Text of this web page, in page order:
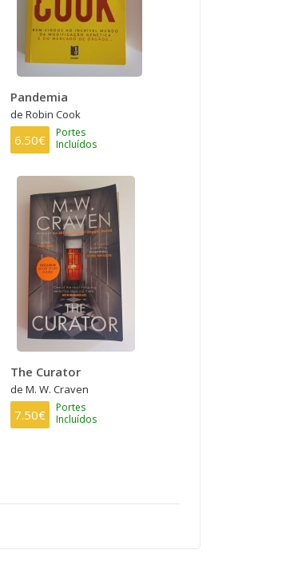
Pandemia
de Robin Cook
6.50€
Portes
Incluídos
The Curator
de M. W. Craven
7.50€
Portes
Incluídos